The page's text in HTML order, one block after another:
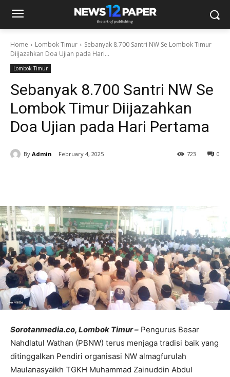
Home Lombok Timur
Sebanyak 8.700 Santri NW Se Lombok Timur
Diijazahkan Doa Ujian pada Hari...
Lombok Timur
Sebanyak 8.700 Santri NW Se
Lombok Timur Diijazahkan
Doa Ujian pada Hari Pertama
By Admin February 4, 2025 0
723
Sorotanmedia.co, Lombok Timur – Pengurus Besar
Nahdlatul Wathan (PBNW) terus menjaga tradisi baik yang
ditinggalkan Pendiri organisasi NW almagfurulah
Maulanasyaikh TGKH Muhammad Zainuddin Abdul